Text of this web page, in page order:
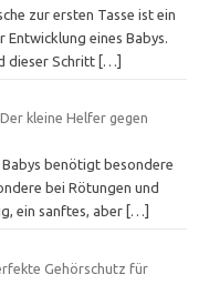
zur ersten Tasse ist ein
eines Babys.
dieser Schritt […]
kleine Helfer gegen
benötigt besondere
bei Rötungen und
ein sanftes, aber […]
Gehörschutz für